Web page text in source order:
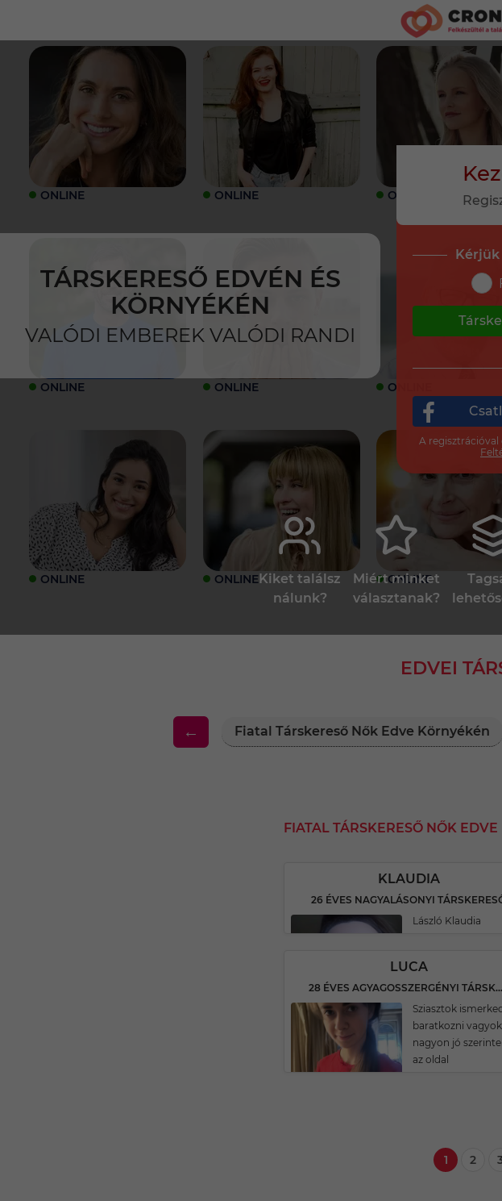
TÁRSKERESŐ EDVÉN ÉS
KÖRNYÉKÉN
VALÓDI EMBEREK VALÓDI RANDI
ONLINE ONLINE ONLINE
ONLINE ONLINE ONLINE
ONLINE ONLINE ONLINE
Kiket találsz
nálunk?
Miért minket
választanak?
EDVEI
← Fiatal Társkereső Nők Edve Környékén
FIATAL TÁRSKERESŐ NŐK
KLAUDIA
26 ÉVES NAGYALÁSONYI
László Klaudia
LUCA
28 ÉVES AGYAGOSSZERGÉNYI TÁRSKERESŐ
Sziasztok
baratkozni vagyok
nagyon jó
az oldal
1 2
Kérjük
A regisztrációval